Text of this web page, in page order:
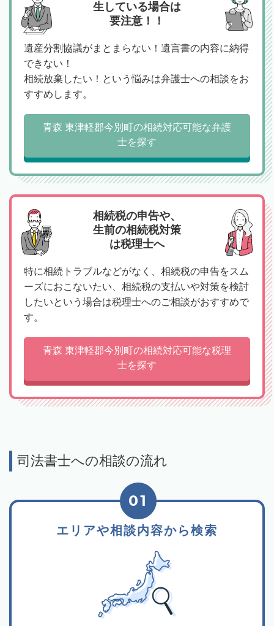
生している場合は
要注意！！
遺産分割協議がまとまらない！遺言書の内容に納得
できない！
相続放棄したい！という悩みは弁護士への相談をお
すすめします。
青森 東津軽郡今別町の相続対応可能な弁護
士を探す
相続税の申告や、
生前の相続税対策
は税理士へ
特に相続トラブルなどがなく、相続税の申告をスム
ーズにおこないたい、相続税の支払いや対策を検討
したいという場合は税理士へのご相談がおすすめで
す。
青森 東津軽郡今別町の相続対応可能な税理
士を探す
司法書士への相談の流れ
エリアや相談内容から検索
01